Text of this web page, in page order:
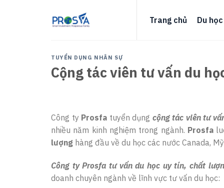
Trang chủ Du học
TUYỂN DỤNG NHÂN SỰ
Cộng tác viên tư vấn du
Công ty Prosfa tuyển dụng cộng tác viên tư
nhiều năm kinh nghiệm trong ngành. Prosfa
lượng hàng đầu về du học các nước Canada,
Công ty Prosfa tư vấn du học uy tín, chất
doanh chuyên ngành về lĩnh vực tư vấn du học: